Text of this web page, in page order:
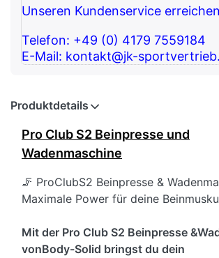
Unseren Kundenservice
Telefon: +49 (0) 4179 7559184
E-Mail: kontakt@jk-
Produktdetails
Pro Club S2 Beinpresse und
Wadenmaschine
🦵 ProClubS2 Beinpresse &
Maximale Power für deine
Mit der Pro Club S2 Beinpresse
vonBody-Solid bringst du dein